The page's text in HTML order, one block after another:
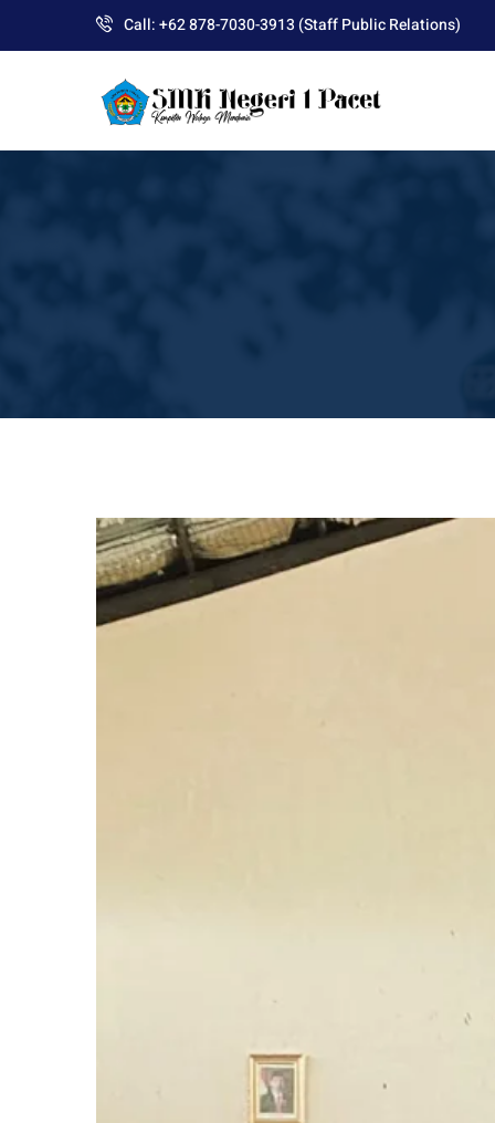
Call: +62 878-7030-3913 (Staff Public Relations)